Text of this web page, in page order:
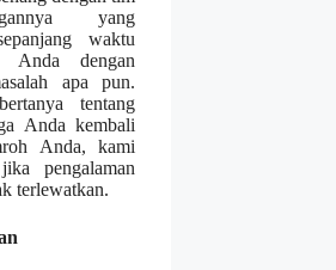
yang
waktu
Anda dengan
apa pun.
tentang
Anda kembali
Anda, kami
pengalaman
terlewatkan.